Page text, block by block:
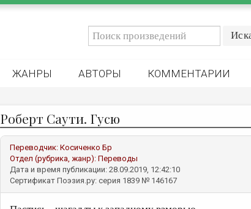
ЖАНРЫ АВТОРЫ КОММЕНТАРИИ
Роберт Саути. Гусю
Переводчик: Косиченко Бр
Отдел (рубрика, жанр): Переводы
Дата и время публикации: 28.09.2019, 12:42:10
Сертификат Поэзия.ру: серия 1839 № 146167